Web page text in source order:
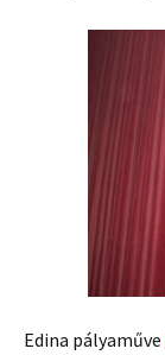
Edina pályaműve